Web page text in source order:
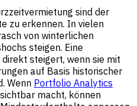
sind der
zu erkennen. In vielen
von winterlichen
steigen. Eine
steigert, wenn sie mit
auf Basis historischer
Wenn Portfolio Analytics
macht, können